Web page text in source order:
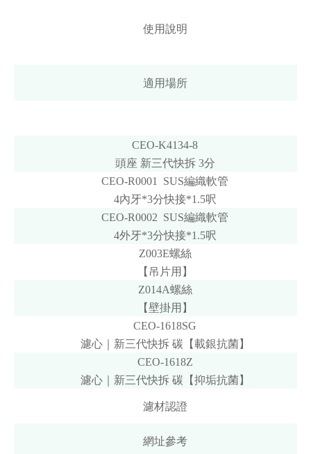
使用說明
適用場所
CEO-K4134-8
頭座 新三代快拆 3分
CEO-R0001 SUS編織軟管
4內牙*3分快接*1.5呎
CEO-R0002 SUS編織軟管
4外牙*3分快接*1.5呎
Z003E螺絲
【吊片用】
Z014A螺絲
【壁掛用】
CEO-1618SG
濾心｜新三代快拆 碳【載銀抗菌】
CEO-1618Z
濾心｜新三代快拆 碳【抑垢抗菌】
濾材認證
網址參考